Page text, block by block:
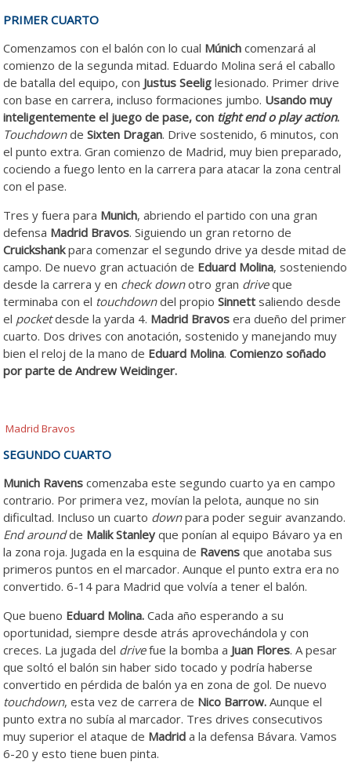
PRIMER CUARTO
Comenzamos con el balón con lo cual Múnich comenzará al
comienzo de la segunda mitad. Eduardo Molina será el caballo
de batalla del equipo, con Justus Seelig lesionado. Primer drive
con base en carrera, incluso formaciones jumbo. Usando muy
inteligentemente el juego de pase, con tight end o play action.
TouchdowndeSixten Dragan. Drive sostenido, 6 minutos, con
el punto extra. Gran comienzo de Madrid, muy bien preparado,
cociendo a fuego lento en la carrera para atacar la zona central
con el pase.
Tres y fuera para Munich, abriendo el partido con una gran
defensa Madrid Bravos. Siguiendo un gran retorno de
Cruickshankpara comenzar el segundo drive ya desde mitad de
campo. De nuevo gran actuación de Eduard Molina, sosteniendo
desde la carrera y en check downotro gran driveque
terminaba con el touchdowndel propioSinnett saliendo desde
el pocketdesde la yarda 4. Madrid Bravos era dueño del primer
cuarto. Dos drives con anotación, sostenido y manejando muy
bien el reloj de la mano de Eduard Molina.Comienzo soñado
por parte de Andrew Weidinger.
Madrid Bravos
SEGUNDO CUARTO
Munich Ravens comenzaba este segundo cuarto ya en campo
contrario. Por primera vez, movían la pelota, aunque no sin
dificultad. Incluso un cuarto downpara poder seguir avanzando.
End aroundde Malik Stanley que ponían al equipo Bávaro ya en
la zona roja. Jugada en la esquina de Ravens que anotaba sus
primeros puntos en el marcador. Aunque el punto extra era no
convertido. 6-14 para Madrid que volvía a tener el balón.
Que bueno Eduard Molina. Cada año esperando a su
oportunidad, siempre desde atrás aprovechándola y con
creces. La jugada del drivefue la bomba a Juan Flores. A pesar
que soltó el balón sin haber sido tocado y podría haberse
convertido en pérdida de balón ya en zona de gol. De nuevo
touchdown, esta vez de carrera de Nico Barrow. Aunque el
punto extra no subía al marcador. Tres drives consecutivos
muy superior el ataque de Madrid a la defensa Bávara. Vamos
6-20 y esto tiene buen pinta.